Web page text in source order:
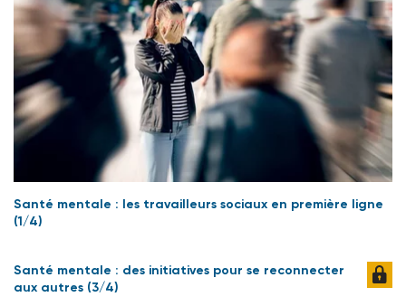
Santé mentale : les travailleurs sociaux en première ligne
(1/4)
Santé mentale : des initiatives pour se reconnecter
aux autres (3/4)